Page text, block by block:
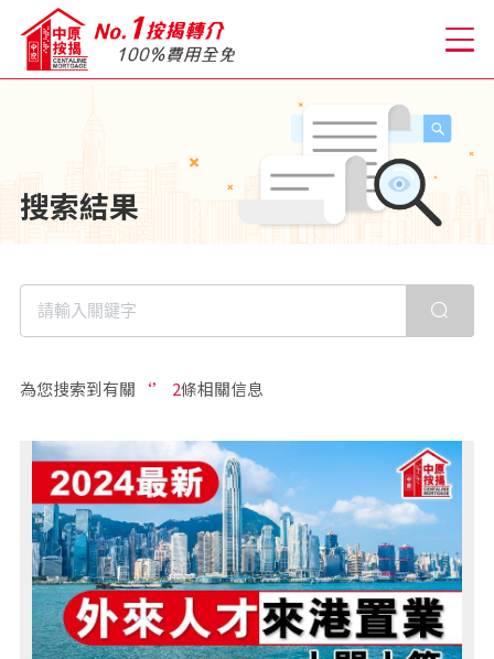
關於我們
格到至抵按揭
人才房貸・開戶優惠
私人貸款
優惠禮遇
新盤優越按揭優惠
搜索結果
為您搜索到有關 ‘’ 2條相關信息